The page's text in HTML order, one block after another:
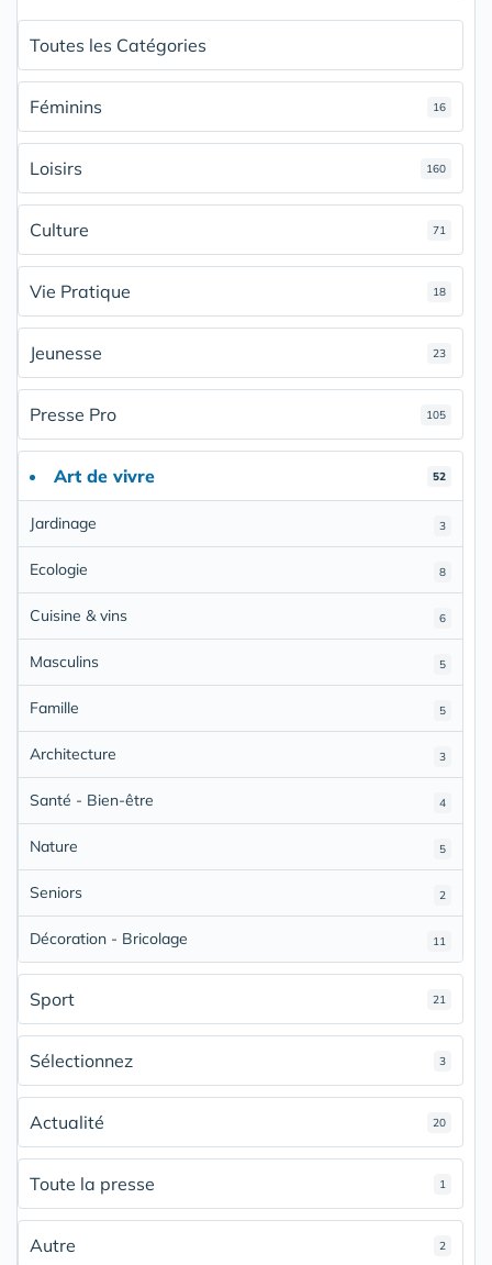
Toutes les Catégories
Féminins 16
Loisirs 160
Culture 71
Vie Pratique 18
Jeunesse 23
Presse Pro 105
Art de vivre 52
Jardinage 3
Ecologie 8
Cuisine & vins 6
Masculins 5
Famille 5
Architecture 3
Santé - Bien-être 4
Nature 5
Seniors 2
Décoration - Bricolage 11
Sport 21
Sélectionnez 3
Actualité 20
Toute la presse 1
Autre 2